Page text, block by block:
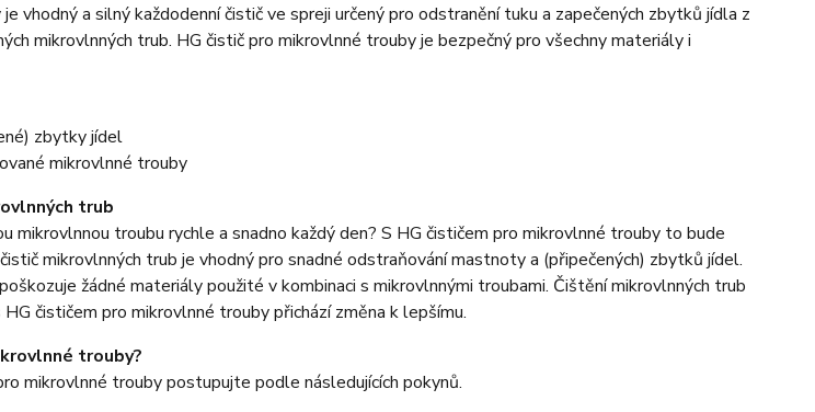
vhodný a silný každodenní čistič ve spreji určený pro odstranění tuku a zapečených zbytků jídla z
mikrovlnných trub. HG čistič pro mikrovlnné trouby je bezpečný pro všechny materiály i
zbytky jídel
mikrovlnné trouby
trub
mikrovlnnou troubu rychle a snadno každý den? S HG čističem pro mikrovlnné trouby to bude
mikrovlnných trub je vhodný pro snadné odstraňování mastnoty a (připečených) zbytků jídel.
žádné materiály použité v kombinaci s mikrovlnnými troubami. Čištění mikrovlnných trub
čističem pro mikrovlnné trouby přichází změna k lepšímu.
trouby?
mikrovlnné trouby postupujte podle následujících pokynů.